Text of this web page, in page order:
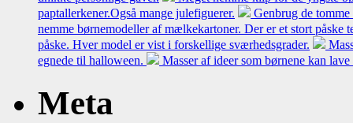
paptallerkener.Også mange julefiguerer.
Genbrug de
nemme børnemodeller af mælkekartoner. Der er et stort påske
påske. Hver model er vist i forskellige sværhedsgrader.
egnede til halloween.
Masser af ideer som børnene kan
Meta